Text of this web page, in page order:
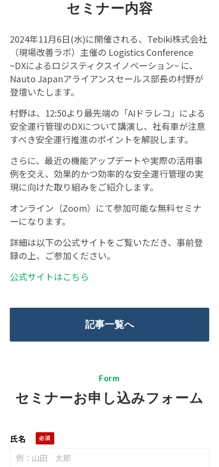
セミナー内容
2024年11月6日(水)に開催される、Tebiki株式会社
（現場改善ラボ）主催の Logistics Conference
~DXによるロジスティクスイノベーション~ に、
Nauto Japanアライアンスセールス部長の村野が
登壇いたします。
村野は、12:50より最先端の「AIドラレコ」による
安全運行管理のDXについて講演し、社有車が注意
すべき安全運行推進のポイントを解説します。
さらに、最近の機能アップデートや実際の活用事
例を交え、効果的かつ効率的な安全運行管理の実
現に向けた取り組みをご紹介します。
オンライン（Zoom）にて参加可能な無料セミナ
ーになります。
詳細は以下の公式サイトをご覧いただき、事前登
録の上、ご参加ください。
公式サイトはこちら
記事一覧へ
Form
セミナーお申し込みフォーム
氏名